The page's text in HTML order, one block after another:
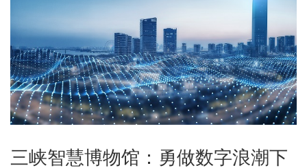
三峡智慧博物馆：勇做数字浪潮下